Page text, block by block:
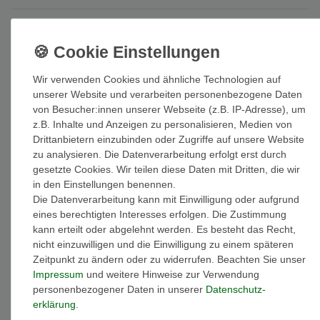
Beschreibung
Weitere Details
EU-Responsible Person
Marke: Michael Kors
Artikelnummer: MKC1206AN710
Material: Sterling-Silber 925 vergoldet
Oberfläche: glänzend
Armbandlänge: 20 cm
Farbe: weiß
Wir verwenden Cookies und ähnliche Technologien auf
unserer Website und verarbeiten personenbezogene Daten
von Besucher:innen unserer Webseite (z.B. IP-Adresse), um
z.B. Inhalte und Anzeigen zu personalisieren, Medien von
Drittanbietern einzubinden oder Zugriffe auf unsere Website
zu analysieren. Die Datenverarbeitung erfolgt erst durch
gesetzte Cookies. Wir teilen diese Daten mit Dritten, die wir
in den Einstellungen benennen.
Die Datenverarbeitung kann mit Einwilligung oder aufgrund
eines berechtigten Interesses erfolgen. Die Zustimmung
kann erteilt oder abgelehnt werden. Es besteht das Recht,
nicht einzuwilligen und die Einwilligung zu einem späteren
Zeitpunkt zu ändern oder zu widerrufen. Beachten Sie unser
Impressum und weitere Hinweise zur Verwendung
personenbezogener Daten in unserer Daten­schutz­
erklärung